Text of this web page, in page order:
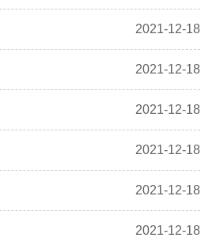
2021-12-18
2021-12-18
2021-12-18
2021-12-18
2021-12-18
2021-12-18